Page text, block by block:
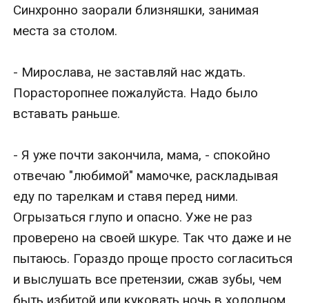
Синхронно заорали близняшки, занимая
места за столом.
- Мирослава, не заставляй нас ждать.
Порасторопнее пожалуйста. Надо было
вставать раньше.
- Я уже почти закончила, мама, - спокойно
отвечаю "любимой" мамочке, раскладывая
еду по тарелкам и ставя перед ними.
Огрызаться глупо и опасно. Уже не раз
проверено на своей шкуре. Так что даже и не
пытаюсь. Гораздо проще просто согласиться
и выслушать все претензии, сжав зубы, чем
быть избитой или куковать ночь в холодном,